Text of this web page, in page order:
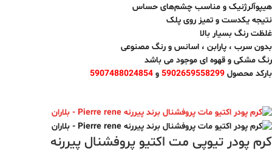
هیپوآلرژنیک و مناسب چشم‌های حساس
نتیجه یکدست و تمیز روی پلک
غلظت رنگ بسیار بالا
بدون سرب ، پارابن ، اسانس و رنگ مصنوعی
رنگ مشکی و قهوه ای موجود می باشد
بارکد محصول 5902659558299 و 5907488024854
کرم پودر تیوپی مت اکتیو پروفشنال پیررنه